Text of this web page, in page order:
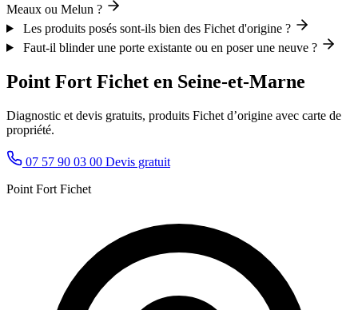
Meaux ou Melun ?
Les produits posés sont-ils bien des Fichet d'origine ?
Faut-il blinder une porte existante ou en poser une neuve ?
Point Fort Fichet en Seine-et-Marne
Diagnostic et devis gratuits, produits Fichet d’origine avec carte de
propriété.
07 57 90 03 00 Devis gratuit
Point Fort Fichet